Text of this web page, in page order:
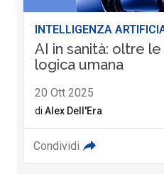
INTELLIGENZA
AI in sanità: oltre
logica umana
20 Ott 2025
di Alex Dell'Era
Condividi